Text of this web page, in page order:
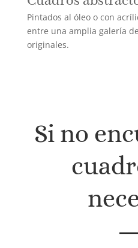
Pintados al óleo o con
entre una amplia galería
originales.
Si no